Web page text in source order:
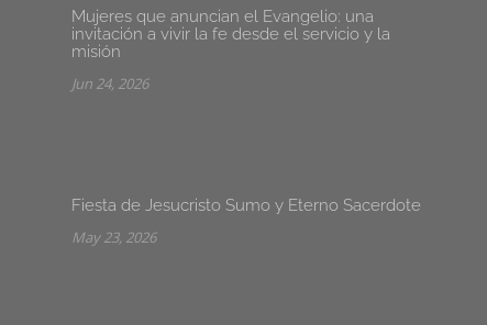
Mujeres que anuncian el Evangelio: una
invitación a vivir la fe desde el servicio y la
misión
Jun 24, 2026
Fiesta de Jesucristo Sumo y Eterno Sacerdote
May 23, 2026